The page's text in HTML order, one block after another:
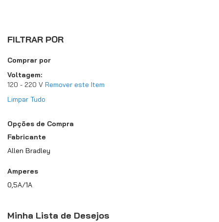
FILTRAR POR
Comprar por
Voltagem
120 - 220 V Remover este Item
Limpar Tudo
Opções de Compra
Fabricante
Allen Bradley
Amperes
0,5A/1A
Minha Lista de Desejos